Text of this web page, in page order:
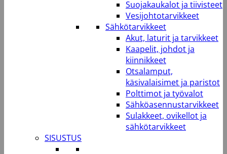
Suojakaukalot ja tiivisteet
Vesijohtotarvikkeet
Sähkötarvikkeet
Akut, laturit ja tarvikkeet
Kaapelit, johdot ja
kiinnikkeet
Otsalamput,
käsivalaisimet ja paristot
Polttimot ja työvalot
Sähköasennustarvikkeet
Sulakkeet, ovikellot ja
sähkötarvikkeet
SISUSTUS